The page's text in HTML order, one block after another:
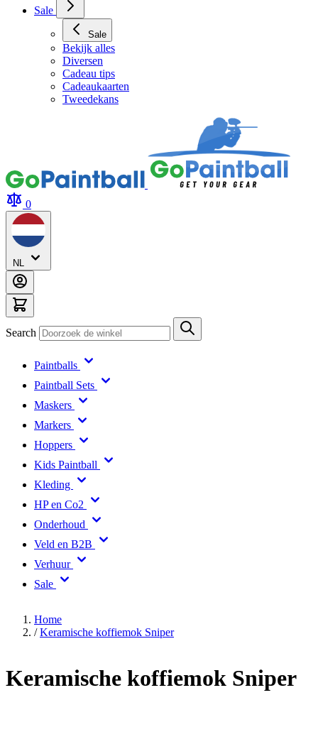
Sale
Sale
Bekijk alles
Diversen
Cadeau tips
Cadeaukaarten
Tweedekans
0
NL
Search
Paintballs
Paintball Sets
Maskers
Markers
Hoppers
Kids Paintball
Kleding
HP en Co2
Onderhoud
Veld en B2B
Verhuur
Sale
Home
/ Keramische koffiemok Sniper
Keramische koffiemok Sniper